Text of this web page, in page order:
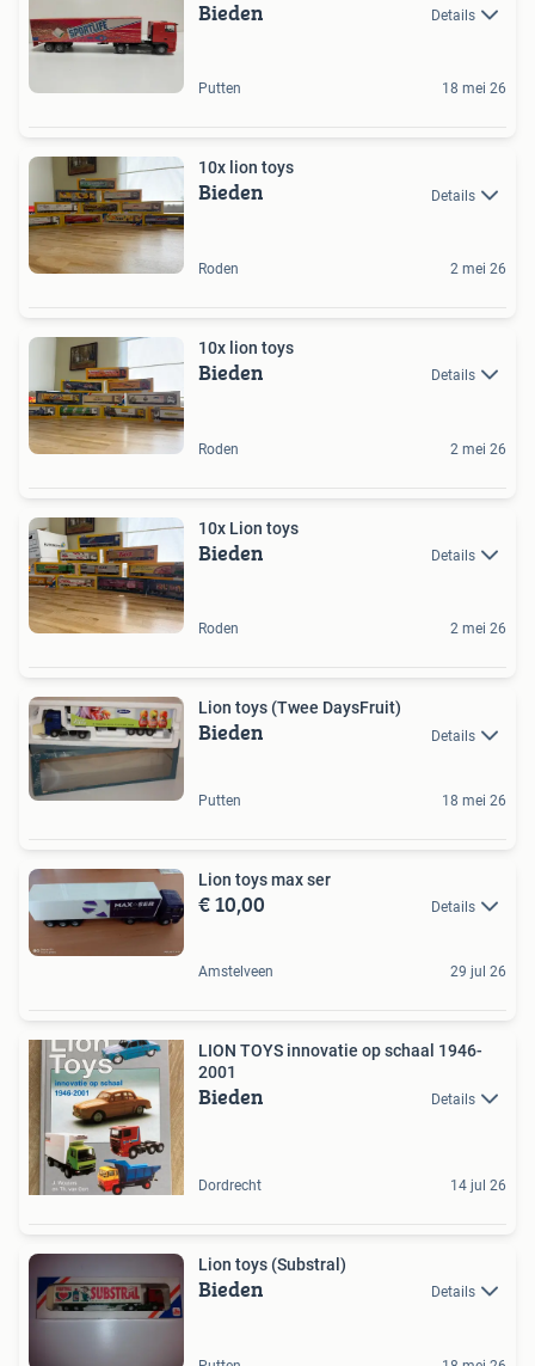
Bieden Details
Putten 18 mei 26
10x lion toys
Bieden Details
Roden 2 mei 26
10x lion toys
Bieden Details
Roden 2 mei 26
10x Lion toys
Bieden Details
Roden 2 mei 26
Lion toys (Twee DaysFruit)
Bieden Details
Putten 18 mei 26
Lion toys max ser
€ 10,00 Details
Amstelveen 29 jul 26
LION TOYS innovatie op schaal 1946-
2001
Bieden Details
Dordrecht 14 jul 26
Lion toys (Substral)
Bieden Details